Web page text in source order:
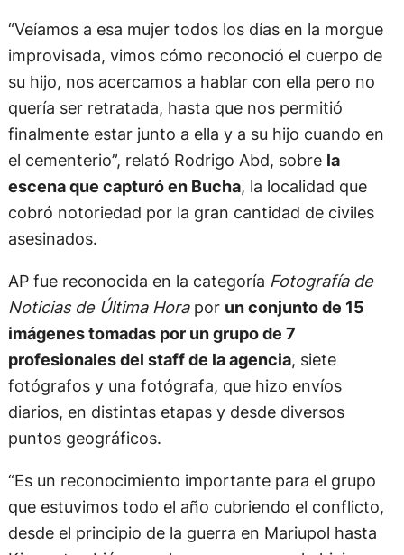
“Veíamos a esa mujer todos los días en la morgue
improvisada, vimos cómo reconoció el cuerpo de
su hijo, nos acercamos a hablar con ella pero no
quería ser retratada, hasta que nos permitió
finalmente estar junto a ella y a su hijo cuando en
el cementerio”, relató Rodrigo Abd, sobre la
escena que capturó en Bucha, la localidad que
cobró notoriedad por la gran cantidad de civiles
asesinados.
AP fue reconocida en la categoría Fotografía de
Noticias de Última Hora por un conjunto de 15
imágenes tomadas por un grupo de 7
profesionales del staff de la agencia, siete
fotógrafos y una fotógrafa, que hizo envíos
diarios, en distintas etapas y desde diversos
puntos geográficos.
“Es un reconocimiento importante para el grupo
que estuvimos todo el año cubriendo el conflicto,
desde el principio de la guerra en Mariupol hasta